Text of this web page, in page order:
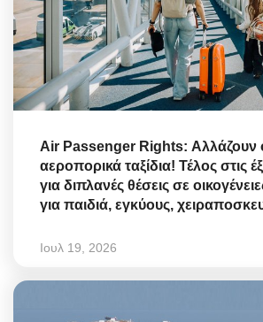
Air Passenger Rights: Αλλάζουν
αεροπορικά ταξίδια! Τέλος στις
για διπλανές θέσεις σε
για παιδιά, εγκύους,
Ιουλ 19, 2026